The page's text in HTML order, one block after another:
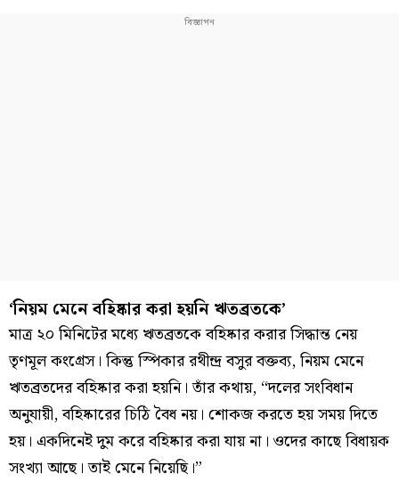
‘নিয়ম মেনে বহিষ্কার করা হয়নি ঋতব্রতকে’
মাত্র ২০ মিনিটের মধ্যে ঋতব্রতকে বহিষ্কার করার সিদ্ধান্ত নেয়
তৃণমূল কংগ্রেস। কিন্তু স্পিকার রথীন্দ্র বসুর বক্তব্য, নিয়ম মেনে
ঋতব্রতদের বহিষ্কার করা হয়নি। তাঁর কথায়, “দলের সংবিধান
অনুযায়ী, বহিষ্কারের চিঠি বৈধ নয়। শোকজ করতে হয় সময় দিতে
হয়। একদিনেই দুম করে বহিষ্কার করা যায় না। ওদের কাছে বিধায়ক
সংখ্যা আছে। তাই মেনে নিয়েছি।”